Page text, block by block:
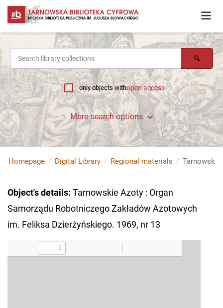
only objects withopen access
More search options
Homepage Digital Library Regional materials
Object's details: Tarnowskie Azoty : Organ
Samorządu Robotniczego Zakładów Azotowych
im. Feliksa Dzierżyńskiego. 1969, nr 13